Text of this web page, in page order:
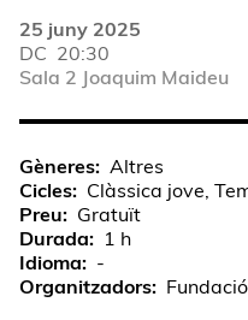
25 juny 2025
DC 20:30
Sala 2 Joaquim Maideu
Gèneres
Altres
Cicles
Clàssica jove,
Preu
Gratuït
Durada
1 h
Idioma
-
Organitzadors